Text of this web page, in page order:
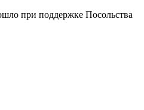
при поддержке Посольства